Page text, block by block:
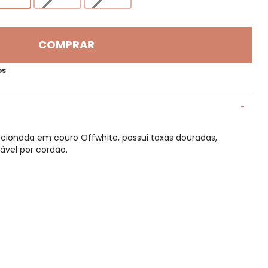
COMPRAR
em couro Offwhite, possui taxas douradas,
por cordão.